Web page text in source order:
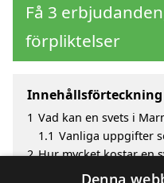
Få 3
förpliktelser
Innehållsförteckning
1 Vad kan en svets i
1.1 Vanliga uppgifter
2 Hur mycket kostar en
Fördelar med att
Denna